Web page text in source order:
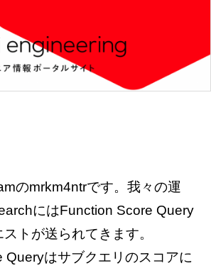
のmrkm4ntrです。我々の運
にはFunction Score Query
トが送られてきます。
Queryはサブクエリのスコアに